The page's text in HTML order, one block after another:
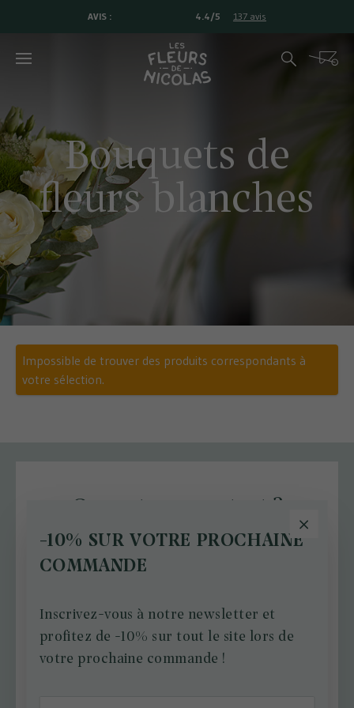
AVIS : 4.4/5 137 avis
Rechercher
Cart
Bouquets de
fleurs blanches
Impossible de trouver des produits correspondants à
votre sélection.
On reste en contact ?
Tenez-vous informés des actus et des bons plans
fleuris de Nicolas sur les réseaux sociaux ou en vous
OK
-10% SUR VOTRE PROCHAINE
COMMANDE
Inscrivez-vous à notre newsletter et
profitez de -10% sur tout le site lors de
votre prochaine commande !